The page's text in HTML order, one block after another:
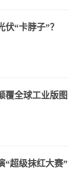
“卡脖子”？
覆全球工业版图
“超级抹红大赛”